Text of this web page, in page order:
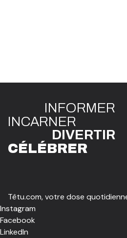
INFORMER
INCARNER
DIVERTIR
CÉLÉBRER
Têtu.com, votre dose
Instagram
Facebook
LinkedIn